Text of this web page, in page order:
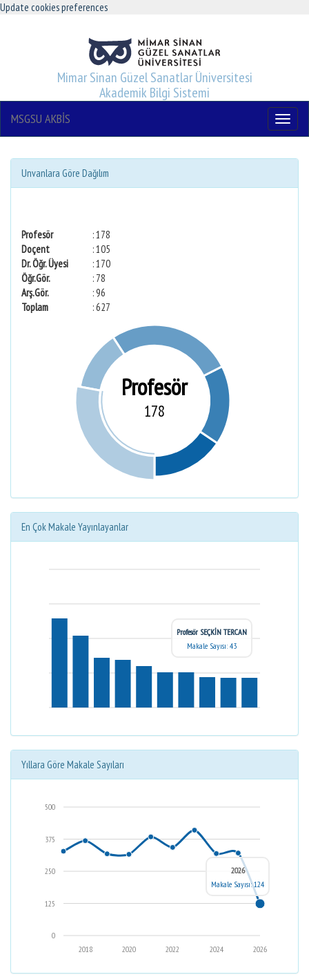
Update cookies preferences
Mimar Sinan Güzel Sanatlar Üniversitesi
Akademik Bilgi Sistemi
Menu
MSGSU AKBİS
Unvanlara Göre Dağılım
Profesör
: 178
Doçent
: 105
Dr. Öğr. Üyesi
: 170
Öğr.Gör.
: 78
Arş.Gör.
: 96
Toplam
: 627
Profesör
178
En Çok Makale Yayınlayanlar
Profesör SEÇKİN TERCAN
Makale Sayısı: 43
Yıllara Göre Makale Sayıları
0
125
250
375
500
2026
2024
2022
2020
2018
2026
Makale Sayısı: 124